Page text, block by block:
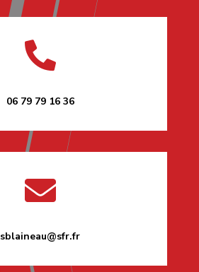

06 79 79 16 36

sblaineau@sfr.fr